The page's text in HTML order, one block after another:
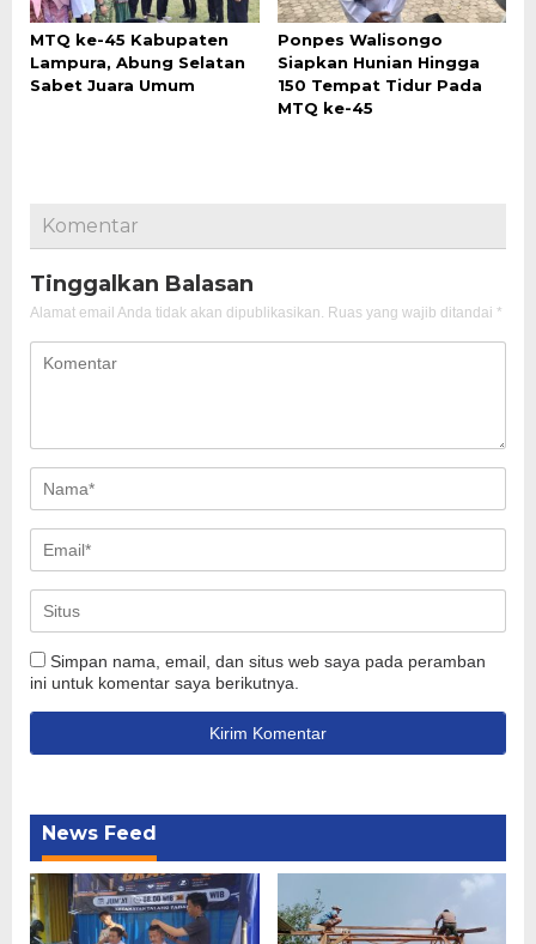
MTQ ke-45 Kabupaten
Lampura, Abung Selatan
Sabet Juara Umum
Ponpes Walisongo
Siapkan Hunian Hingga
150 Tempat Tidur Pada
MTQ ke-45
Komentar
Tinggalkan Balasan
Alamat email Anda tidak akan dipublikasikan. Ruas yang wajib ditandai *
Simpan nama, email, dan situs web saya pada peramban
ini untuk komentar saya berikutnya.
News Feed